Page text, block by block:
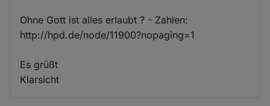
Ohne Gott ist alles erlaubt ? - Zahlen:
http://hpd.de/node/11900?nopaging=1
Es grüßt
Klarsicht